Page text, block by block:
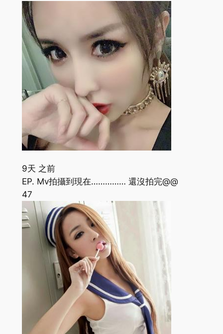
9天 之前
EP. Mv拍攝到現在…………… 還沒拍完@@
47